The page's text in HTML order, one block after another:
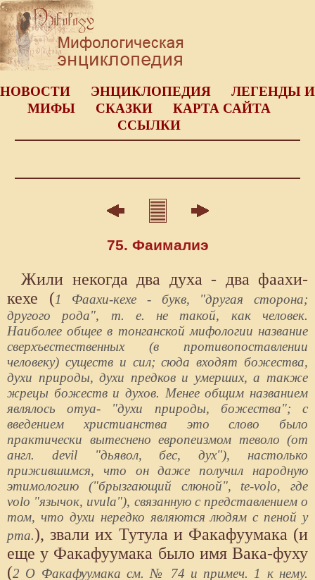
НОВОСТИ ЭНЦИКЛОПЕДИЯ
ЛЕГЕНДЫ И
МИФЫ
СКАЗКИ
КАРТА САЙТА
ССЫЛКИ
75. Фаималиэ
Жили некогда два духа - два фаахи-
кехе (1 Фаахи-кехе - букв, "другая сторона;
другого рода", т. е. не такой, как человек.
Наиболее общее в тонганской мифологии название
сверхъестественных (в противопоставлении
человеку) существ и сил; сюда входят божества,
духи природы, духи предков и умерших, а также
жрецы божеств и духов. Менее общим названием
являлось отуа- "духи природы, божества"; с
введением христианства это слово было
практически вытеснено европеизмом теволо (от
англ. devil "дьявол, бес, дух"), настолько
прижившимся, что он даже получил народную
этимологию ("брызгающий слюной", te-volo, где
volo "язычок, uvula"), связанную с представлением о
том, что духи нередко являются людям с пеной у
рта.), звали их Тутула и Факафуумака (и
еще у Факафуумака было имя Вака-фуху
(2 О Факафуумака см. № 74 и примеч. 1 к нему.